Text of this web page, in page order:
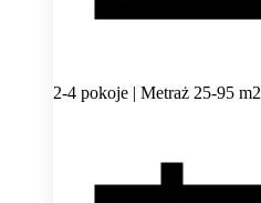
2-4 pokoje | Metraż 25-95 m2